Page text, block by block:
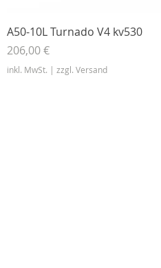
Schnellansicht
A50-10L Turnado V4 kv530
Preis
206,00 €
inkl. MwSt. | zzgl. Versand